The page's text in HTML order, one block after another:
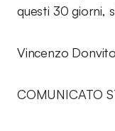
questi 30 giorni,
Vincenzo
COMUNICATO